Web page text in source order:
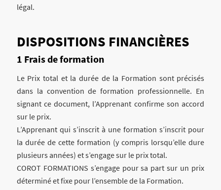
légal.
DISPOSITIONS FINANCIÈRES
Frais de formation
Le Prix total et la durée de la Formation sont précisés
dans la convention de formation professionnelle. En
signant ce document, l’Apprenant confirme son accord
sur le prix.
L’Apprenant qui s’inscrit à une formation s’inscrit pour
la durée de cette formation (y compris lorsqu’elle dure
plusieurs années) et s’engage sur le prix total.
COROT FORMATIONS s’engage pour sa part sur un prix
déterminé et fixe pour l’ensemble de la Formation.